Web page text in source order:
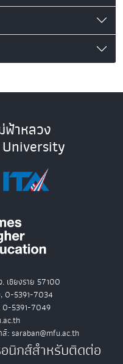
ฟ้าหลวง
University
เชียงราย 57100
0-5391-7034
0-5391-7049
: saraban@mfu.ac.th
นิกส์สำหรับติดต่อ